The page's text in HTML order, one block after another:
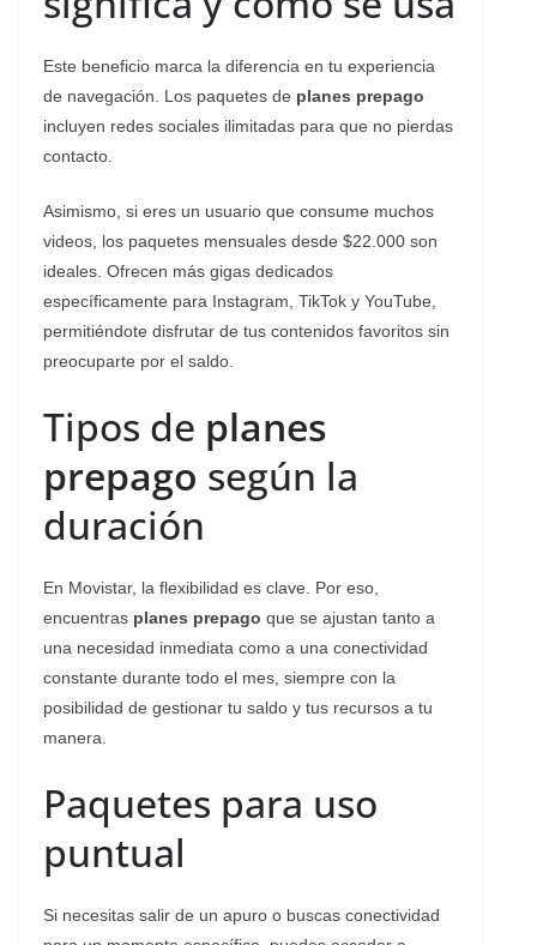
Este beneficio marca la diferencia en tu experiencia
de navegación. Los paquetes de planes prepago
incluyen redes sociales ilimitadas para que no pierdas
contacto.
Asimismo, si eres un usuario que consume muchos
videos, los paquetes mensuales desde $22.000 son
ideales. Ofrecen más gigas dedicados
específicamente para Instagram, TikTok y YouTube,
permitiéndote disfrutar de tus contenidos favoritos sin
preocuparte por el saldo.
Tipos de planes
prepago según la
duración
En Movistar, la flexibilidad es clave. Por eso,
encuentras planes prepago que se ajustan tanto a
una necesidad inmediata como a una conectividad
constante durante todo el mes, siempre con la
posibilidad de gestionar tu saldo y tus recursos a tu
manera.
Paquetes para uso
puntual
Si necesitas salir de un apuro o buscas conectividad